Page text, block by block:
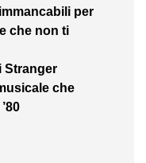
per
che non ti
Stranger
che